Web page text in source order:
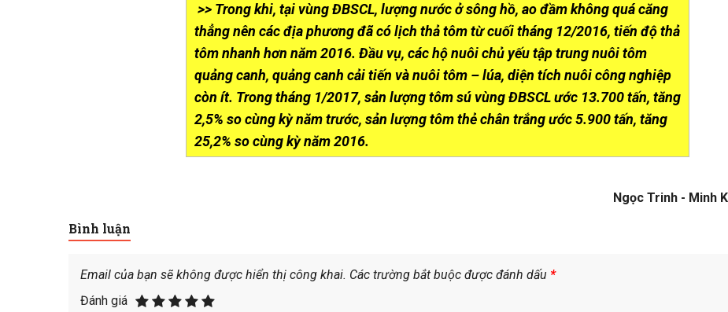
>> Trong khi, tại vùng ĐBSCL, lượng nước ở sông hồ, ao đầm không quá căng
thẳng nên các địa phương đã có lịch thả tôm từ cuối tháng 12/2016, tiến độ thả
tôm nhanh hơn năm 2016. Đầu vụ, các hộ nuôi chủ yếu tập trung nuôi tôm
quảng canh, quảng canh cải tiến và nuôi tôm – lúa, diện tích nuôi công nghiệp
còn ít. Trong tháng 1/2017, sản lượng tôm sú vùng ĐBSCL ước 13.700 tấn, tăng
2,5% so cùng kỳ năm trước, sản lượng tôm thẻ chân trắng ước 5.900 tấn, tăng
25,2% so cùng kỳ năm 2016.
Ngọc Trinh - Minh
Bình luận
Email của bạn sẽ không được hiển thị công khai. Các trường bắt buộc được đánh dấu *
Đánh giá